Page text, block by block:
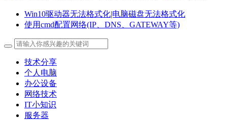
Win10驱动器无法格式化|电脑磁盘无法格式化
使用cmd配置网络(IP、DNS、GATEWAY等)
技术分享
个人电脑
办公设备
网络技术
IT小知识
服务器